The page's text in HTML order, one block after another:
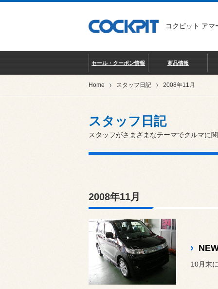
コクピット アマ
セール・クーポン情報 商品情報
Home スタッフ日記 2008年11月
スタッフ日記
スタッフがさまざまなテーマでクルマに
2008年11月